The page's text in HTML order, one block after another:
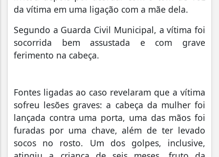
da vítima em uma ligação com a mãe dela.
Segundo a Guarda Civil Municipal, a vítima foi
socorrida bem assustada e com grave
ferimento na cabeça.
Fontes ligadas ao caso revelaram que a vítima
sofreu lesões graves: a cabeça da mulher foi
lançada contra uma porta, uma das mãos foi
furadas por uma chave, além de ter levado
socos no rosto. Um dos golpes, inclusive,